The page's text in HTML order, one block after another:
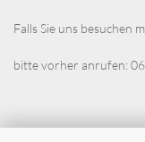
Falls Sie uns besuchen
bitte vorher anrufen: